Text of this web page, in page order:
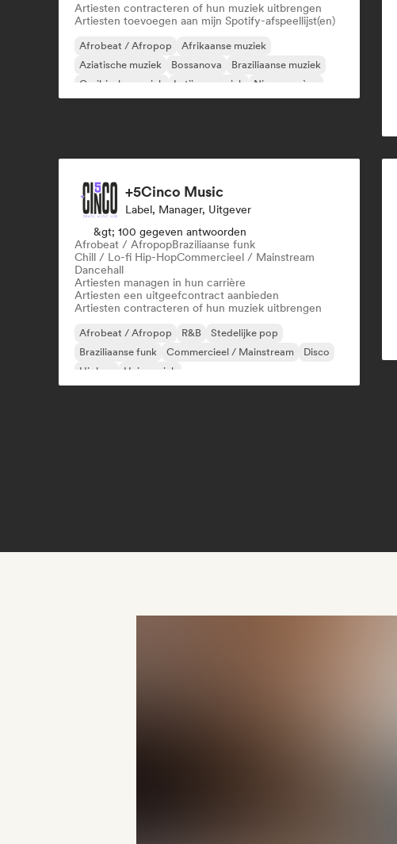
Artiesten contracteren of hun muziek uitbrengen
Artiesten toevoegen aan mijn Spotify-afspeellijst(en)
Afrobeat / Afropop
Afrikaanse muziek
Aziatische muziek
Bossanova
Braziliaanse muziek
Caribische muziek
Latijnse muziek Nieuwe scène
+5Cinco Music
Label, Manager, Uitgever
&gt; 100 gegeven antwoorden
Afrobeat / AfropopBraziliaanse funk
Chill / Lo-fi Hip-HopCommercieel / Mainstream
Dancehall
Artiesten managen in hun carrière
Artiesten een uitgeefcontract aanbieden
Artiesten contracteren of hun muziek uitbrengen
Afrobeat / Afropop R&B
Stedelijke pop
Braziliaanse funk
Commercieel / Mainstream
Disco
Hiphop
Huismuziek